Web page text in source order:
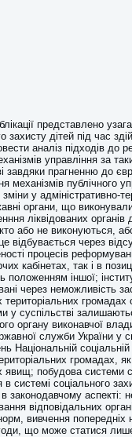
представлено
захисту дітей під час
аналіз підходів до
управління за
завдяки прагненню до
механізмів публічного
зміни у адміністративно-
органи, що
ліквідованих
або не виконуються,
відбувається через
процесів
кабінетах, так і в
положенням іншої;
через неможливість
територіальних громадах
у суспільстві
органу виконавчої
служби України у
Національній
громадах,
явищ; побудова системи
в системі соціального
законодавчому аспекті:
відповідальних
вивчення попередніх
що може статися